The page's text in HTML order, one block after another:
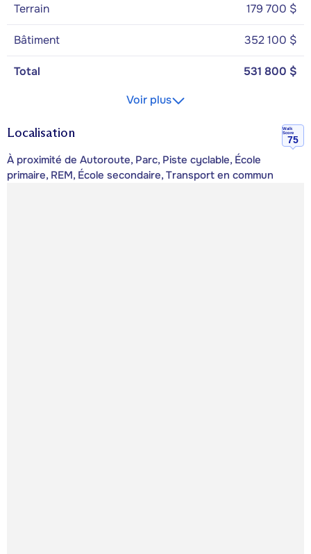
Terrain 179 700 $
Bâtiment 352 100 $
Total
531 800 $
Voir plus
Localisation
Walk
Score
75
À proximité de Autoroute, Parc, Piste cyclable, École
primaire, REM, École secondaire, Transport en commun